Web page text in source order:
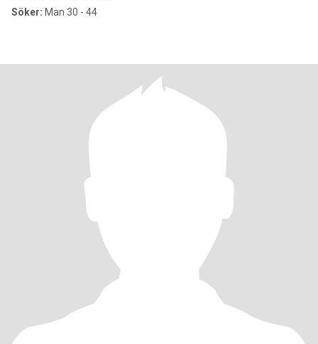
Söker: Man 30 - 44